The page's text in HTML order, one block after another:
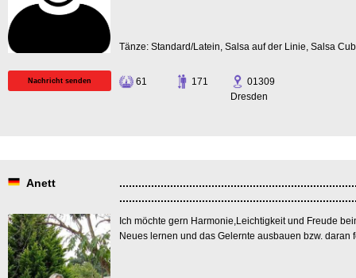
Tänze: Standard/Latein, Salsa auf der Linie, Salsa
Nachricht senden 61 171
01309
Dresden
Anett
Ich möchte gern Harmonie,Leichtigkeit und Freude
Neues lernen und das Gelernte ausbauen bzw. daran